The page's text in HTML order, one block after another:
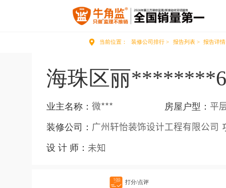
当前位置： 装修公司排行 > 报告列表 > 报告详情
海珠区丽
业主名称： 微*** 房屋户型： 平
装修公司： 广州轩怡装饰设计工程有限公司
设 计 师： 未知
打分/点评